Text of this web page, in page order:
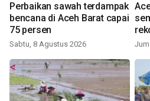
Perbaikan sawah terdampak
bencana di Aceh Barat capai
75 persen
Sabtu, 8 Agustus 2026